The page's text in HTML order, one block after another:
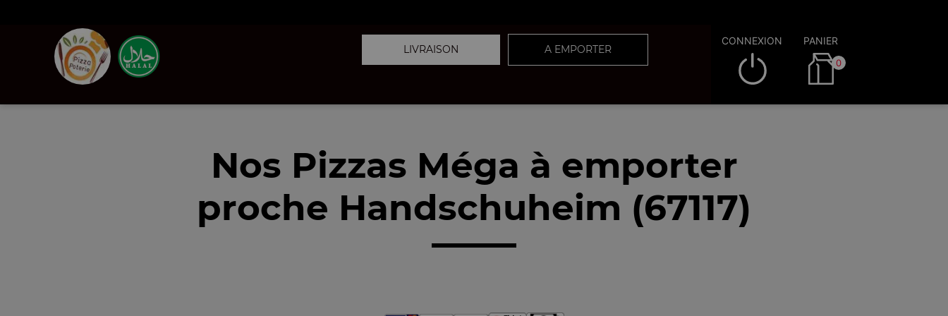
LIVRAISON A EMPORTER
CONNEXION PANIER
0
Nos Pizzas Méga à emporter
proche Handschuheim (67117)